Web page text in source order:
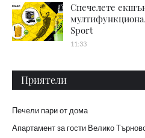
Спечелете
Sport
11:33
Приятели
Печели пари от дома
Апартамент за гости Велико